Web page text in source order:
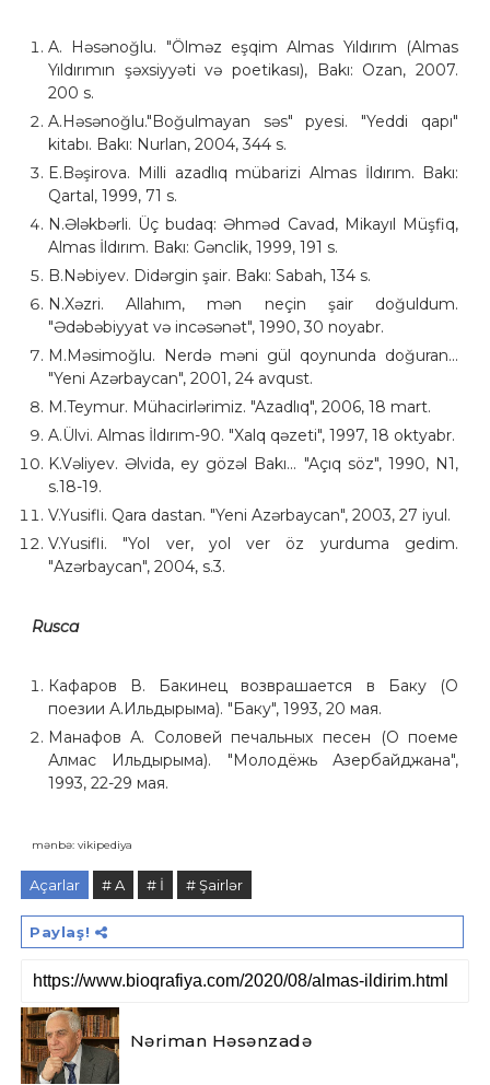
A. Həsənoğlu. "Ölməz eşqim Almas Yıldırım (Almas
Yıldırımın şəxsiyyəti və poetikası), Bakı: Ozan, 2007.
200 s.
A.Həsənoğlu."Boğulmayan səs" pyesi. "Yeddi qapı"
kitabı. Bakı: Nurlan, 2004, 344 s.
E.Bəşirova. Milli azadlıq mübarizi Almas İldırım. Bakı:
Qartal, 1999, 71 s.
N.Ələkbərli. Üç budaq: Əhməd Cavad, Mikayıl Müşfiq,
Almas İldırım. Bakı: Gənclik, 1999, 191 s.
B.Nəbiyev. Didərgin şair. Bakı: Sabah, 134 s.
N.Xəzri. Allahım, mən neçin şair doğuldum.
"Ədəbəbiyyat və incəsənət", 1990, 30 noyabr.
M.Məsimoğlu. Nerdə məni gül qoynunda doğuran...
"Yeni Azərbaycan", 2001, 24 avqust.
M.Teymur. Mühacirlərimiz. "Azadlıq", 2006, 18 mart.
A.Ülvi. Almas İldırım-90. "Xalq qəzeti", 1997, 18 oktyabr.
K.Vəliyev. Əlvida, ey gözəl Bakı... "Açıq söz", 1990, N1,
s.18-19.
V.Yusifli. Qara dastan. "Yeni Azərbaycan", 2003, 27 iyul.
V.Yusifli. "Yol ver, yol ver öz yurduma gedim.
"Аzərbаycаn", 2004, s.3.
Rusca
Кафаров В. Бакинец возврашается в Баку (О
поезии А.Ильдырыма). "Баку", 1993, 20 мая.
Манафов А. Соловей печальных песен (О поеме
Алмас Ильдырыма). "Молодёжь Азербайджана",
1993, 22-29 мая.
mənbə: vikipediya
Açarlar # A # İ # Şairlər
Paylaş!
Nəriman Həsənzadə